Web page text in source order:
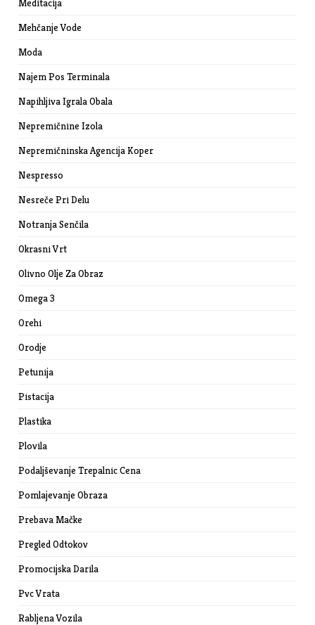
Meditacija
Mehčanje Vode
Moda
Najem Pos Terminala
Napihljiva Igrala Obala
Nepremičnine Izola
Nepremičninska Agencija Koper
Nespresso
Nesreče Pri Delu
Notranja Senčila
Okrasni Vrt
Olivno Olje Za Obraz
Omega 3
Orehi
Orodje
Petunija
Pistacija
Plastika
Plovila
Podaljševanje Trepalnic Cena
Pomlajevanje Obraza
Prebava Mačke
Pregled Odtokov
Promocijska Darila
Pvc Vrata
Rabljena Vozila